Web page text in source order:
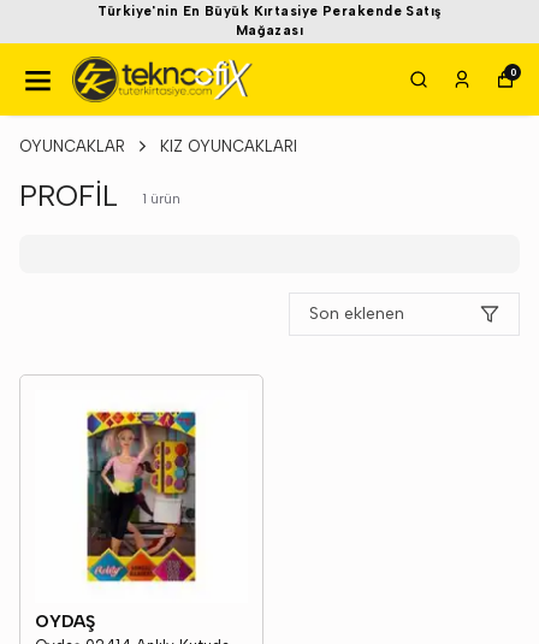
Türkiye'nin En Büyük Kırtasiye Perakende Satış
Mağazası
0
OYUNCAKLAR KIZ OYUNCAKLARI
PROFİL 1 ürün
Son eklenen
OYDAŞ